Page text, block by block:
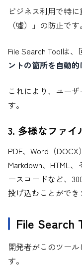
ビジネス利用で特
（嘘）」の防止です。
File Search Toolは、
ントの箇所を自動
これにより、ユー
す。
3. 多様なファイ
PDF、Word（DOCX
Markdown、HTML
ースコードなど、
投げ込むことができ
File Search
開発者がこのツー
す。